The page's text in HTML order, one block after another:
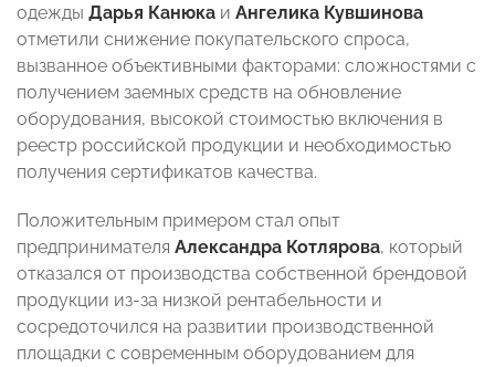
одежды Дарья Канюка и Ангелика Кувшинова
отметили снижение покупательского спроса,
вызванное объективными факторами: сложностями с
получением заемных средств на обновление
оборудования, высокой стоимостью включения в
реестр российской продукции и необходимостью
получения сертификатов качества.
Положительным примером стал опыт
предпринимателя Александра Котлярова, который
отказался от производства собственной брендовой
продукции из-за низкой рентабельности и
сосредоточился на развитии производственной
площадки с современным оборудованием для